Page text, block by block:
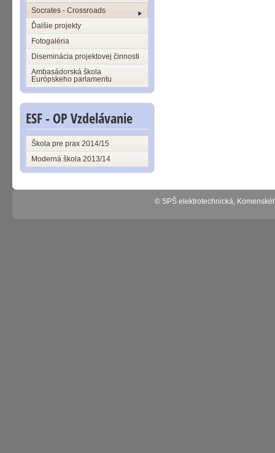
Socrates - Crossroads
Ďalšie projekty
Fotogaléria
Diseminácia projektovej činnosti
Ambasádorská škola
Európskeho parlamentu
ESF - OP Vzdelávanie
Škola pre prax 2014/15
Moderná škola 2013/14
© SPŠ elektrotechnická,